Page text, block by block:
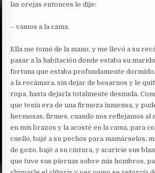
las orejas entonces le dije:
– vamos a la cama.
Ella me tomó de la mano, y me llevó a su
pasar a la habitación donde estaba su
fortuna que estaba profundamente
a la recámara, sin dejar de besarnos y le
ropa, hasta dejarla totalmente desnuda.
que tenía era de una firmeza inmensa, y
hermosas, firmes, cuando nos reflejamos al
en mis brazos y la acosté en la cama, para
cuello, bajé a su pechos para mamárselos,
de gozo, bajé a su cintura, y acaricie sus
que tuve sus piernas sobre mis hombros,